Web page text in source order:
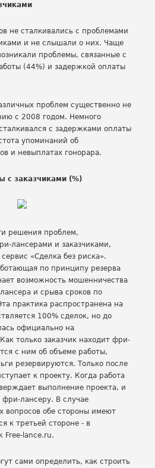
не сталкивались с проблемами
и не слышали о них. Чаще
проблемы, связанные с
(44%) и задержкой оплаты
проблем существенно не
с 2008 годом. Немного
с задержками оплаты
упоминаний об
и невыплатах гонорара.
с заказчиками (%)
решения проблем,
лансерами и заказчиками,
«Сделка без риска».
по принципу резерва
возможность мошенничества
и срыва сроков по
практика распространена на
100% сделок, но до
официально на
только заказчик находит фри-
с ним об объеме работы,
резервируются. Только после
к проекту. Когда работа
выполнение проекта, и
лансеру. В случае
вопросов обе стороны имеют
к третьей стороне - в
Free-lance.ru.
сами определить, как строить